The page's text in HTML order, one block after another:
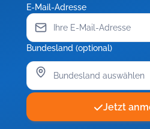
E-Mail-Adresse
Bundesland (optional)
Jetzt